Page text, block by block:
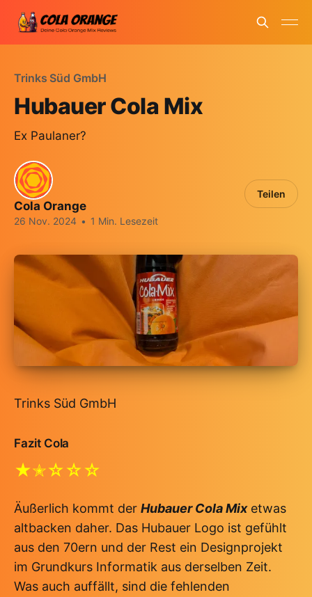
Trinks Süd GmbH
Hubauer Cola Mix
Ex Paulaner?
Cola Orange
26 Nov. 2024 • 1 Min. Lesezeit
Teilen
Trinks Süd GmbH
Fazit Cola
★✭☆☆☆
Äußerlich kommt der Hubauer Cola Mixetwas
altbacken daher. Das Hubauer Logo ist gefühlt
aus den 70ern und der Rest ein Designprojekt
im Grundkurs Informatik aus derselben Zeit.
Was auch auffällt, sind die fehlenden